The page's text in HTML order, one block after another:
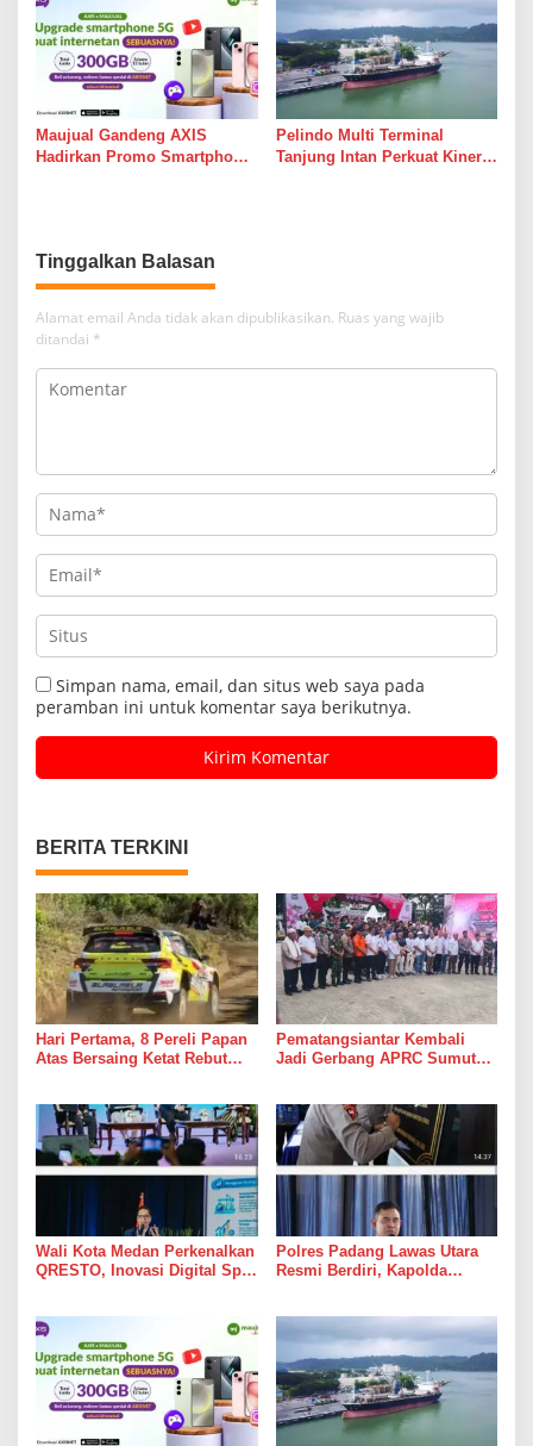
Leadership Dialogue 2026 Personel
Maujual Gandeng AXIS
Hadirkan Promo Smartphone
Pelindo Multi Terminal
Tanjung Intan Perkuat Kinerja
Tinggalkan Balasan
Alamat email Anda tidak akan dipublikasikan. Ruas yang wajib
ditandai *
Simpan nama, email, dan situs web saya pada
peramban ini untuk komentar saya berikutnya.
BERITA TERKINI
Hari Pertama, 8 Pereli Papan
Atas Bersaing Ketat Rebut
Pematangsiantar Kembali
Jadi Gerbang APRC Sumut
Tobasari Kabupaten
Simalungun
Wali Kota Medan Perkenalkan
QRESTO, Inovasi Digital Split
Leadership Dialogue 2026
Polres Padang Lawas Utara
Resmi Berdiri, Kapolda
Personel